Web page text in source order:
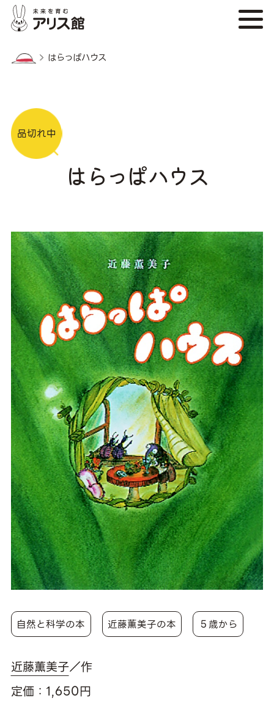
はらっぱハウス
品切れ中
はらっぱハウス
自然と科学の本 近藤薫美子の本 ５歳から
近藤薫美子／作
定価：1,650円